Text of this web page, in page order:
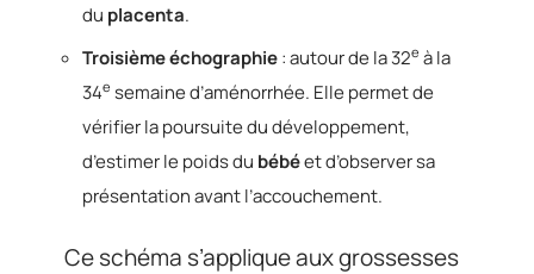
du placenta.
Troisième échographie: autour de la 32e à la
34e semaine d’aménorrhée. Elle permet de
vérifier la poursuite du développement,
d’estimer le poids du bébéet d’observer sa
présentation avant l’accouchement.
Ce schéma s’applique aux grossesses